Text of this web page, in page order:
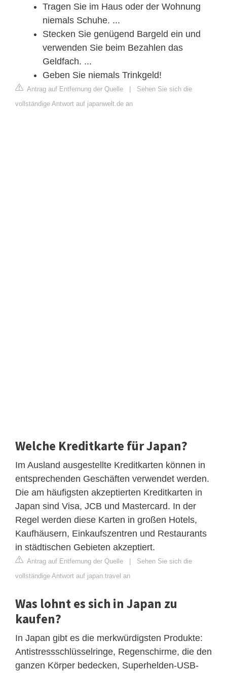
Tragen Sie im Haus oder der Wohnung
niemals Schuhe. ...
Stecken Sie genügend Bargeld ein und
verwenden Sie beim Bezahlen das
Geldfach. ...
Geben Sie niemals Trinkgeld!
Antrag auf Entfernung der Quelle | Sehen Sie sich die
vollständige Antwort auf japanwelt.de an
Welche Kreditkarte für Japan?
Im Ausland ausgestellte Kreditkarten können in
entsprechenden Geschäften verwendet werden.
Die am häufigsten akzeptierten Kreditkarten in
Japan sind Visa, JCB und Mastercard. In der
Regel werden diese Karten in großen Hotels,
Kaufhäusern, Einkaufszentren und Restaurants
in städtischen Gebieten akzeptiert.
Antrag auf Entfernung der Quelle | Sehen Sie sich die
vollständige Antwort auf japan.travel an
Was lohnt es sich in Japan zu
kaufen?
In Japan gibt es die merkwürdigsten Produkte:
Antistressschlüsselringe, Regenschirme, die den
ganzen Körper bedecken, Superhelden-USB-